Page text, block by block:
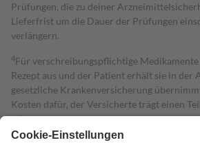
Prüfungen, die zu deiner
Lieferfrist um die Dauer der Prüfungen
verlängern.
4Für verschreibungspflichtige
Rezept aus und der Patient erhält sie in der
gesetzliche Krankenversicherung
Kosten dafür, der Versicherte trägt einen
mit.
Grundsätzlich leisten Mitglieder